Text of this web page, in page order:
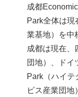
成都
Park全体は
業基地）を中
成都は現在、
団地）、ドイ
Park（ハイ
ビス産業団地